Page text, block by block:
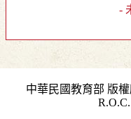
-
中華民國教育部 版權